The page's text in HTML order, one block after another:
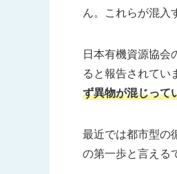
ん。これらが混入
日本有機資源協会
ると報告されてい
ず異物が混じって
最近では都市型の
の第一歩と言える